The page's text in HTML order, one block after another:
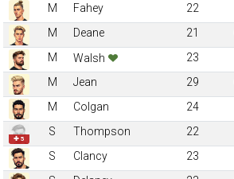
M
Fahey 22
M
Deane 21
M
Walsh 23
M
Jean 29
M
Colgan 24
✚ 5
S Thompson 22
S
Clancy 23